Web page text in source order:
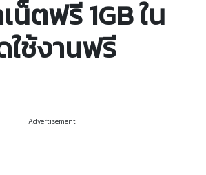
น็ตฟรี 1GB ใน
ช้งานฟรี
Advertisement